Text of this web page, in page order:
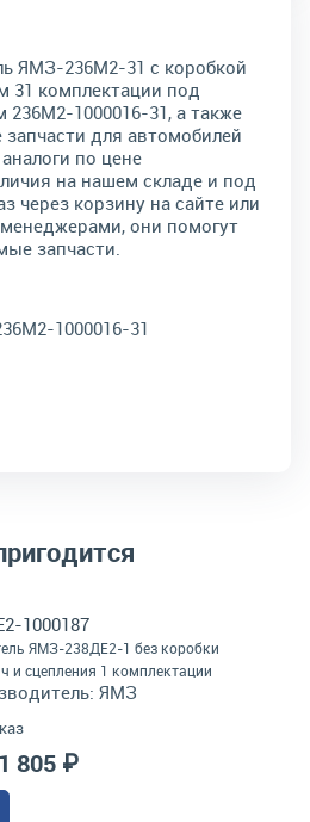
ЯМЗ-236М2-31 с коробкой
31 комплектации под
1000016-31, а также
для автомобилей
по цене
на нашем складе и под
через корзину на сайте или
они помогут
запчасти.
1000016-31
1000187
ЯМЗ-238ДЕ2-1 без коробки
и сцепления 1 комплектации
ЯМЗ
805 ₽